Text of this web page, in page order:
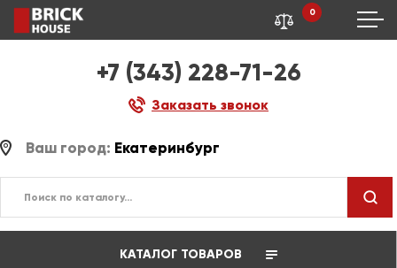
+7 (343) 228-71-26
Заказать звонок
0
Ваш город: Екатеринбург
КАТАЛОГ ТОВАРОВ